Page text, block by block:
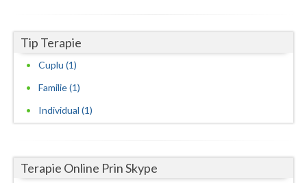
Suceava
Timis
Tulcea
Vaslui
Tip Terapie
Cuplu (1)
Familie (1)
Individual (1)
Terapie Online Prin Skype